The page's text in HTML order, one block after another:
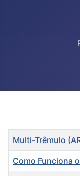
Título
Multi-Trêmulo
Como Funciona